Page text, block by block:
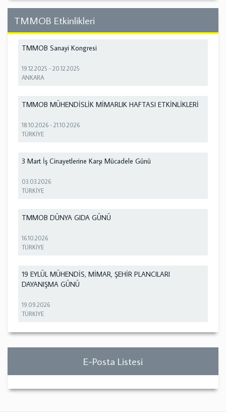
TMMOB Etkinlikleri
TMMOB Sanayi Kongresi
19.12.2025 -20.12.2025
ANKARA
TMMOB MÜHENDİSLİK MİMARLIK HAFTASI ETKİNLİKLERİ
18.10.2026 -21.10.2026
TÜRKİYE
3 Mart İş Cinayetlerine Karşı Mücadele Günü
03.03.2026
TÜRKİYE
TMMOB DÜNYA GIDA GÜNÜ
16.10.2026
TÜRKİYE
19 EYLÜL MÜHENDİS, MİMAR, ŞEHİR PLANCILARI
DAYANIŞMA GÜNÜ
19.09.2026
TÜRKİYE
E-Posta Listesi